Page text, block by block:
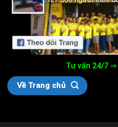
Tư vấn 24/7 ⇒
Về Trang chủ